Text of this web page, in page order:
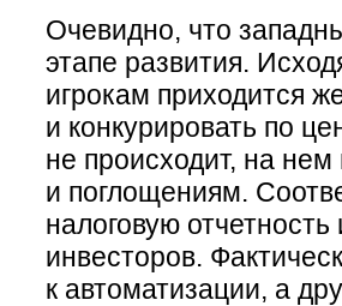
Очевидно, что
этапе развития.
игрокам приходится
и конкурировать по
не происходит, на
и поглощениям.
налоговую
инвесторов.
к автоматизации, а